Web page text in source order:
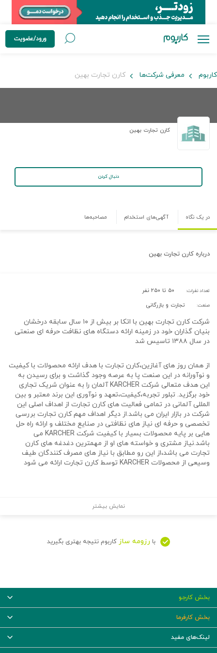
ورود/عضویت
کاربوم معرفی شرکت‌ها کارن تجارت بهین
کارن تجارت بهین
دنبال کردن
در یک نگاه آگهی‌های استخدام مصاحبه‌ها
درباره کارن تجارت بهین
تعداد نفرات: ۵۰ تا ۲۵۰ نفر
صنعت: تجارت و بازرگانی
شرکت کارن تجارت بهین با اتکا بر بیش از ۱۰ سال سابقه درخشان
بنیان گذاران خود در زمینه ارائه دستگاه های نظافت حرفه ای صنعتی
در سال ۱۳۸۸ تاسیس شد
از همان روز های آغازین،کارن تجارت با هدف ارائه محصولات با کیفیت
و نوآورانه در این صنعت پا به عرصه وجود گذاشت و برای رسیدن به
این هدف متعالی شرکت KARCHER آلمان را به عنوان شریک تجاری
خود برگزید. تبلور تجربه،کیفیت،تعهد و نوآوری این برند معتبر و بین
المللی آلمانی در تمامی فعالیت های کارن تجارت از اهداف اصلی این
شرکت در بازار ایران می باشد.از دیگر اهداف مهم کارن تجارت بررسی
تخصصی و حرفه ای نیاز های نظافتی در صنایع مختلف و ارائه راه حل
هایی بر پایه محصولات بسیار با کیفیت شرکت KARCHER می
باشد.نیاز مشتری و خواسته های او از مهمترین دغدغه های کارن
تجارت می باشد،از این رو مطابق با نیاز های مصرف کنندگان طیف
وسیعی از محصولات KARCHER توسط کارن تجارت ارائه می شود
نمایش بیشتر
با رزومه ساز کاربوم نتیجه بهتری بگیرید
بخش کارجو
بخش کارفرما
لینک‌های مفید